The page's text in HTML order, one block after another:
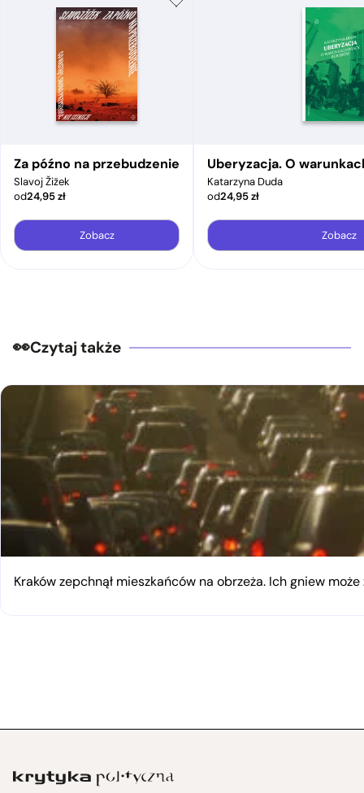
Za późno na przebudzenie
Slavoj Žižek
od24,95zł
Zobacz
Uberyzacja. O
Katarzyna Duda
od24,95zł
Zobacz
Czytaj także
Kraków zepchnął mieszkańców na obrzeża. Ich gniew